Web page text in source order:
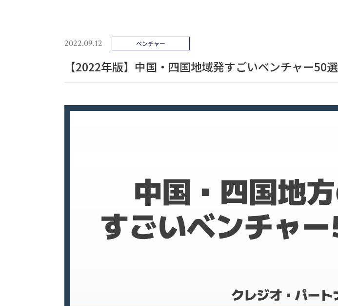
2022.09.12 ベンチャー
【2022年版】中国・四国地域発すごいベンチャー50選